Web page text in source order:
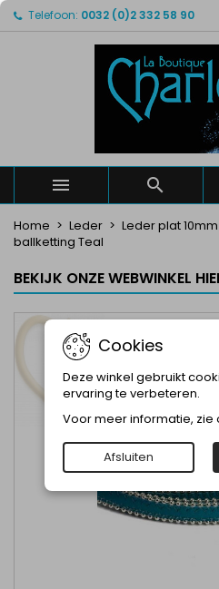
Telefoon: 0032 (0)2 332 58 90
 
Home Leder Leder plat 10mm
ballketting Teal
BEKIJK ONZE WEBWINKEL
Mijn
Maak een lijst
Maak een
Verlanglijst naam
Annuleren
Inloggen
U moet ingelogd zijn om
Cookies
Deze winkel gebruikt
ervaring te verbeteren.
Voor meer informatie, zie
Afsluiten